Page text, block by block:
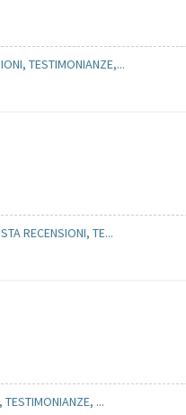
TESTIMONIANZE,...
RECENSIONI, TE...
TESTIMONIANZE, ...